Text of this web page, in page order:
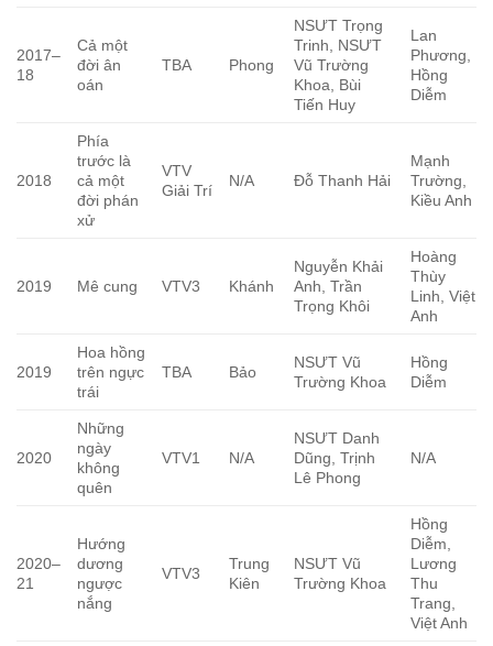
2017–
18
Cả một
đời ân
oán
TBA Phong
NSƯT Trọng
Trinh, NSƯT
Vũ Trường
Khoa, Bùi
Tiến Huy
Lan
Phương,
Hồng
Diễm
2018
Phía
trước là
cả một
đời phán
xử
VTV
Giải Trí
N/A Đỗ Thanh Hải
Mạnh
Trường,
Kiều Anh
2019 Mê cung VTV3 Khánh
Nguyễn Khải
Anh, Trần
Trọng Khôi
Hoàng
Thùy
Linh, Việt
Anh
2019
Hoa hồng
trên ngực
trái
TBA Bảo
NSƯT Vũ
Trường Khoa
Hồng
Diễm
2020
Những
ngày
không
quên
VTV1 N/A
NSƯT Danh
Dũng, Trịnh
Lê Phong
N/A
2020–
21
Hướng
dương
ngược
nắng
VTV3
Trung
Kiên
NSƯT Vũ
Trường Khoa
Hồng
Diễm,
Lương
Thu
Trang,
Việt Anh